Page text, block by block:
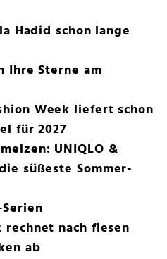
Hadid schon lange
Ihre Sterne am
Week liefert schon
für 2027
UNIQLO &
süßeste Sommer-
nach fiesen
ab